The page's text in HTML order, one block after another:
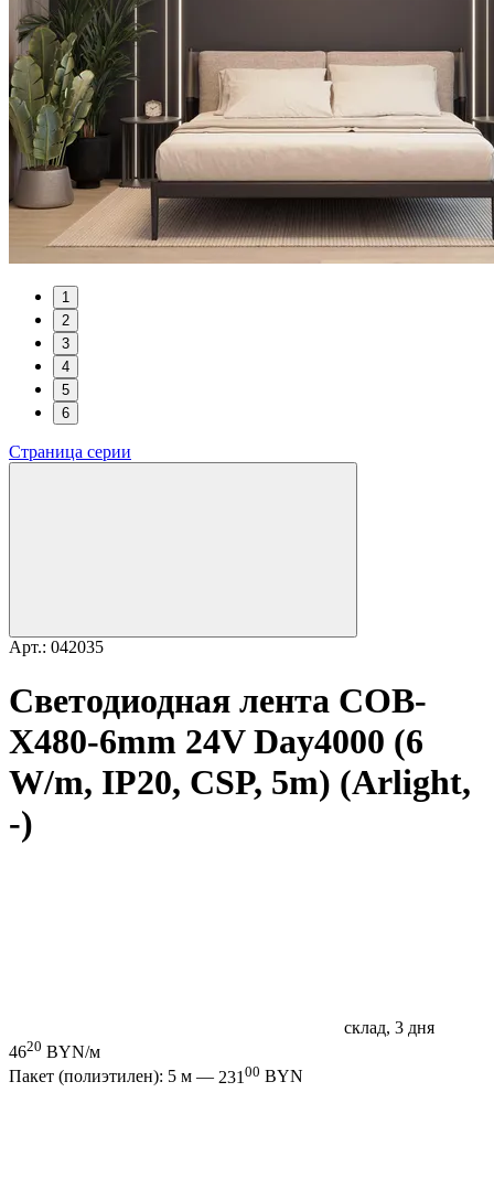
1
2
3
4
5
6
Страница серии
Арт.: 042035
Светодиодная лента COB-
X480-6mm 24V Day4000 (6
W/m, IP20, CSP, 5m) (Arlight,
-)
склад, 3 дня
4620 BYN/м
Пакет (полиэтилен): 5 м — 231 00 BYN